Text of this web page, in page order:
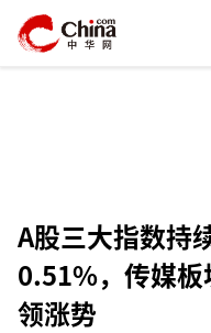
A股三大指数持
0.51%，传媒板
领涨势